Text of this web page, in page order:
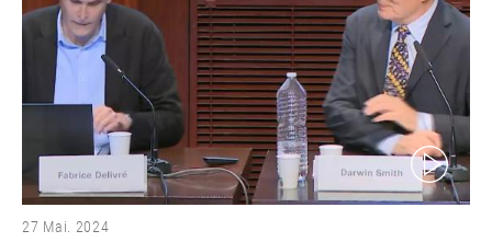
(video)
27 Mai. 2024